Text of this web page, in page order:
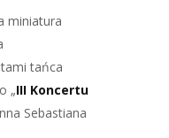
miniatura
tańca
„III Koncertu
Sebastiana